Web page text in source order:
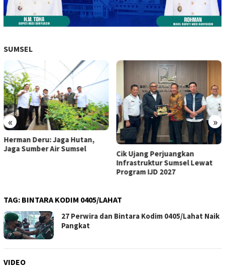
SUMSEL
« »
Herman Deru: Jaga Hutan,
Jaga Sumber Air Sumsel
Cik Ujang Perjuangkan
Infrastruktur Sumsel Lewat
Program IJD 2027
TAG: BINTARA KODIM 0405/LAHAT
27 Perwira dan Bintara Kodim 0405/Lahat Naik
Pangkat
VIDEO